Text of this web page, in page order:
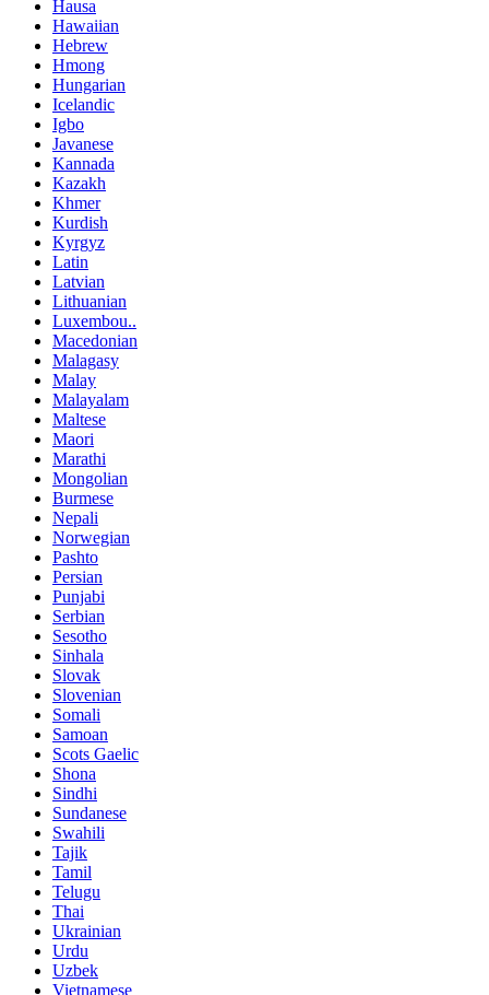
Hausa
Hawaiian
Hebrew
Hmong
Hungarian
Icelandic
Igbo
Javanese
Kannada
Kazakh
Khmer
Kurdish
Kyrgyz
Latin
Latvian
Lithuanian
Luxembou..
Macedonian
Malagasy
Malay
Malayalam
Maltese
Maori
Marathi
Mongolian
Burmese
Nepali
Norwegian
Pashto
Persian
Punjabi
Serbian
Sesotho
Sinhala
Slovak
Slovenian
Somali
Samoan
Scots Gaelic
Shona
Sindhi
Sundanese
Swahili
Tajik
Tamil
Telugu
Thai
Ukrainian
Urdu
Uzbek
Vietnamese